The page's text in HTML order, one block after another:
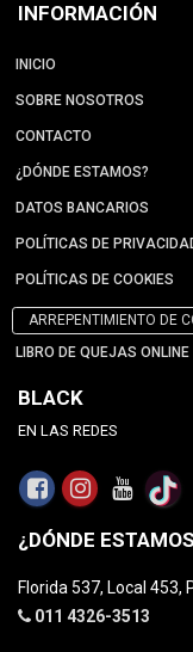
INFORMACIÓN
INICIO
SOBRE NOSOTROS
CONTACTO
¿DÓNDE ESTAMOS?
DATOS BANCARIOS
POLÍTICAS DE
POLÍTICAS DE COOKIES
ARREPENTIMIENTO DE
LIBRO DE QUEJAS ONLINE
BLACK
EN LAS REDES
¿DÓNDE
Florida 537, Local 453,
011 4326-3513